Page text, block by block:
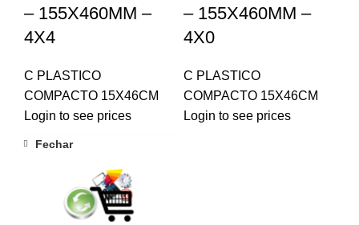
– 155X460MM –
4X4
C PLASTICO
COMPACTO 15X46CM
Login to see prices
– 155X460MM –
4X0
C PLASTICO
COMPACTO 15X46CM
Login to see prices
Fechar